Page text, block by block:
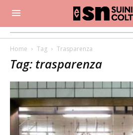
Home Tag Trasparenza
Tag: trasparenza